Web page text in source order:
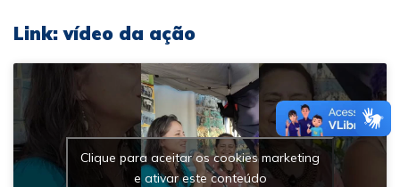
Link: vídeo da ação
Clique para aceitar os cookies marketing
e ativar este conteúdo